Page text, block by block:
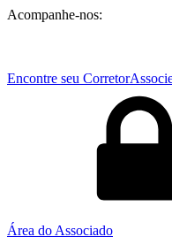
Acompanhe-nos:
Encontre seu Corretor
Área do Associado